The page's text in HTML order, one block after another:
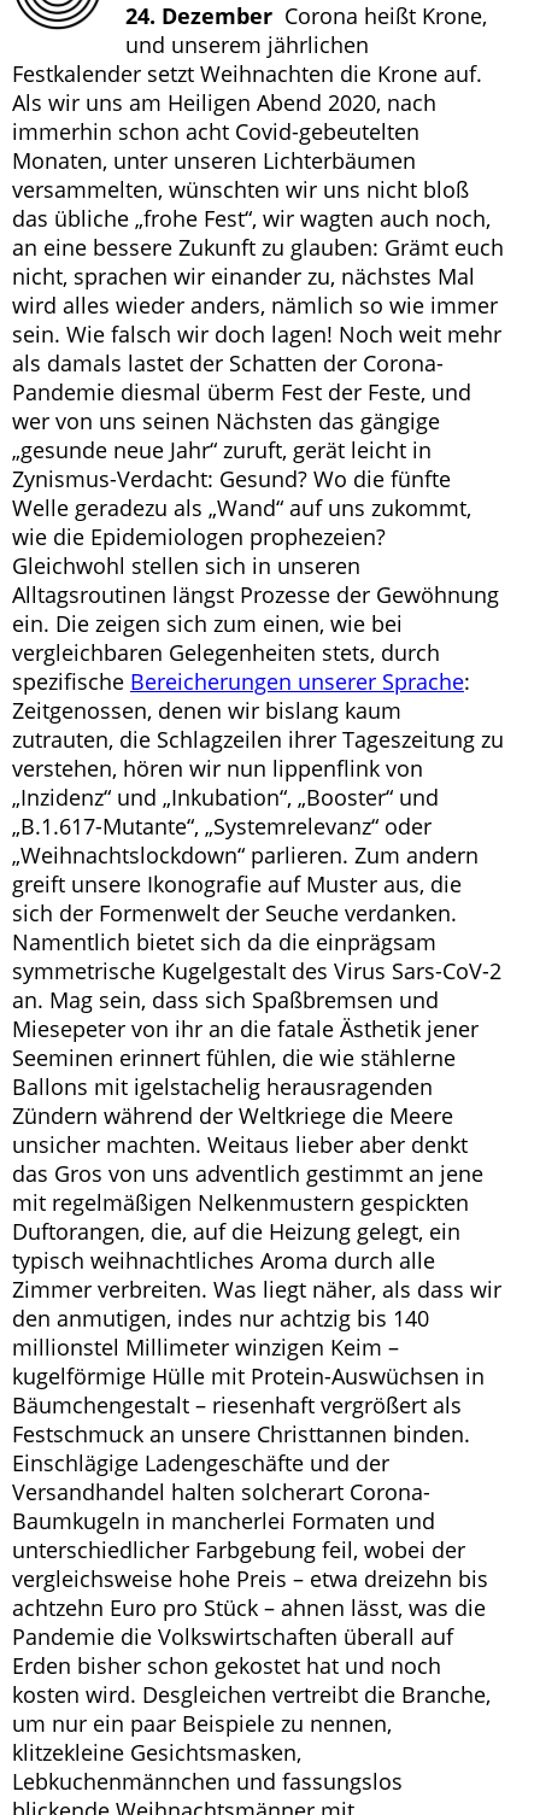
24. Dezember Corona heißt Krone,
und unserem jährlichen
Festkalender setzt Weihnachten die Krone auf.
Als wir uns am Heiligen Abend 2020, nach
immerhin schon acht Covid-gebeutelten
Monaten, unter unseren Lichterbäumen
versammelten, wünschten wir uns nicht bloß
das übliche „frohe Fest“, wir wagten auch noch,
an eine bessere Zukunft zu glauben: Grämt euch
nicht, sprachen wir einander zu, nächstes Mal
wird alles wieder anders, nämlich so wie immer
sein. Wie falsch wir doch lagen! Noch weit mehr
als damals lastet der Schatten der Corona-
Pandemie diesmal überm Fest der Feste, und
wer von uns seinen Nächsten das gängige
„gesunde neue Jahr“ zuruft, gerät leicht in
Zynismus-Verdacht: Gesund? Wo die fünfte
Welle geradezu als „Wand“ auf uns zukommt,
wie die Epidemiologen prophezeien?
Gleichwohl stellen sich in unseren
Alltagsroutinen längst Prozesse der Gewöhnung
ein. Die zeigen sich zum einen, wie bei
vergleichbaren Gelegenheiten stets, durch
spezifische Bereicherungen unserer Sprache:
Zeitgenossen, denen wir bislang kaum
zutrauten, die Schlagzeilen ihrer Tageszeitung zu
verstehen, hören wir nun lippenflink von
„Inzidenz“ und „Inkubation“, „Booster“ und
„B.1.617-Mutante“, „Systemrelevanz“ oder
„Weihnachtslockdown“ parlieren. Zum andern
greift unsere Ikonografie auf Muster aus, die
sich der Formenwelt der Seuche verdanken.
Namentlich bietet sich da die einprägsam
symmetrische Kugelgestalt des Virus Sars-CoV-2
an. Mag sein, dass sich Spaßbremsen und
Miesepeter von ihr an die fatale Ästhetik jener
Seeminen erinnert fühlen, die wie stählerne
Ballons mit igelstachelig herausragenden
Zündern während der Weltkriege die Meere
unsicher machten. Weitaus lieber aber denkt
das Gros von uns adventlich gestimmt an jene
mit regelmäßigen Nelkenmustern gespickten
Duftorangen, die, auf die Heizung gelegt, ein
typisch weihnachtliches Aroma durch alle
Zimmer verbreiten. Was liegt näher, als dass wir
den anmutigen, indes nur achtzig bis 140
millionstel Millimeter winzigen Keim –
kugelförmige Hülle mit Protein-Auswüchsen in
Bäumchengestalt – riesenhaft vergrößert als
Festschmuck an unsere Christtannen binden.
Einschlägige Ladengeschäfte und der
Versandhandel halten solcherart Corona-
Baumkugeln in mancherlei Formaten und
unterschiedlicher Farbgebung feil, wobei der
vergleichsweise hohe Preis – etwa dreizehn bis
achtzehn Euro pro Stück – ahnen lässt, was die
Pandemie die Volkswirtschaften überall auf
Erden bisher schon gekostet hat und noch
kosten wird. Desgleichen vertreibt die Branche,
um nur ein paar Beispiele zu nennen,
klitzekleine Gesichtsmasken,
Lebkuchenmännchen und fassungslos